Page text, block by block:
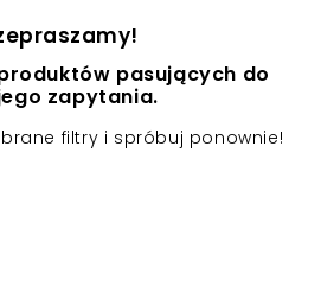
pasujących do
zapytania.
filtry i spróbuj ponownie!